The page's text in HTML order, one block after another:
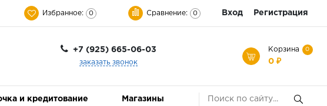
Избранное: 0 Сравнение: 0 Вход Регистрация
+7 (925) 665-06-03
заказать звонок
Корзина 0
0 ₽
и кредитование Магазины